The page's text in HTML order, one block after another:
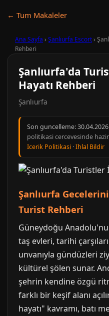
← Tum Makaleler
Ana Sayfa › Şanlıurfa Escort›
Rehberi
Şanlıurfa'da
Hayatı Rehberi
Şanlıurfa
Son guncelleme:30.04.2026
politikasi cercevesinde
Icerik Politikasi ·Ihlal Bildir
Şanlıurfa
Turist Rehberi
Güneydoğu
taş evleri, tarihi
unvanıyla gündüzleri
kültürel şölen sunar.
şehrin kendine özgü
farklı bir keşif alanı
hayatı" kavramı, batı